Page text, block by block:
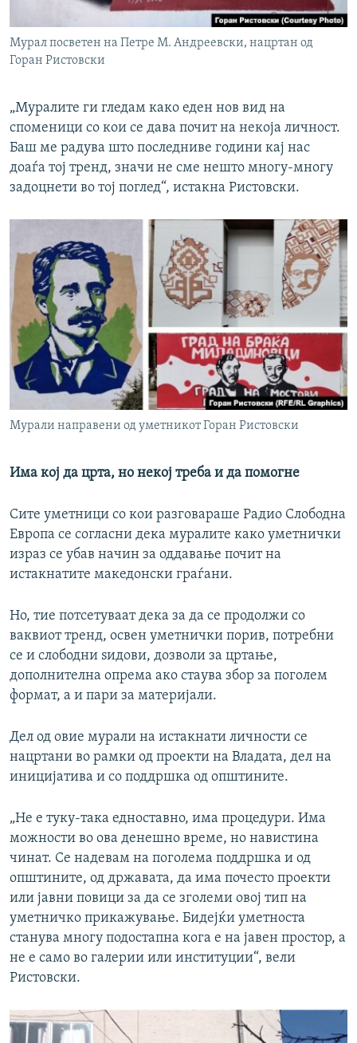
Мурал посветен на Петре М. Андреевски, нацртан од
Горан Ристовски
„Муралите ги гледам како еден нов вид на
споменици со кои се дава почит на некоја личност.
Баш ме радува што последниве години кај нас
доаѓа тој тренд, значи не сме нешто многу-многу
задоцнети во тој поглед“, истакна Ристовски.
Мурали направени од уметникот Горан Ристовски
Има кој да црта, но некој треба и да помогне
Сите уметници со кои разговараше Радио Слободна
Европа се согласни дека муралите како уметнички
израз се убав начин за оддавање почит на
истакнатите македонски граѓани.
Но, тие потсетуваат дека за да се продолжи со
ваквиот тренд, освен уметнички порив, потребни
се и слободни ѕидови, дозволи за цртање,
дополнителна опрема ако стаува збор за поголем
формат, а и пари за материјали.
Дел од овие мурали на истакнати личности се
нацртани во рамки од проекти на Владата, дел на
иницијатива и со поддршка од општините.
„Не е туку-така едноставно, има процедури. Има
можности во ова денешно време, но навистина
чинат. Се надевам на поголема поддршка и од
општините, од државата, да има почесто проекти
или јавни повици за да се зголеми овој тип на
уметничко прикажување. Бидејќи уметноста
станува многу подостапна кога е на јавен простор, а
не е само во галерии или институции“, вели
Ристовски.